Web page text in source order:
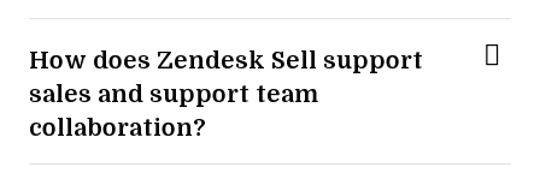
How does Zendesk Sell support
sales and support team
collaboration?